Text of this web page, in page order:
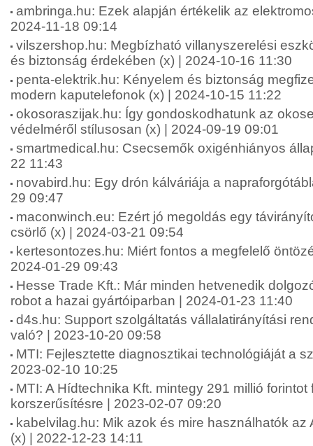
ambringa.hu: Ezek alapján értékelik az
2024-11-18 09:14
vilszershop.hu: Megbízható villanyszerelési
és biztonság érdekében (x) | 2024-10-16 11:30
penta-elektrik.hu: Kényelem és biztonság
modern kaputelefonok (x) | 2024-10-15 11:22
okosoraszijak.hu: Így gondoskodhatunk az
védelméről stílusosan (x) | 2024-09-19 09:01
smartmedical.hu: Csecsemők oxigénhiányos
22 11:43
novabird.hu: Egy drón kálváriája a
29 09:47
maconwinch.eu: Ezért jó megoldás egy
csörlő (x) | 2024-03-21 09:54
kertesontozes.hu: Miért fontos a megfelelő
2024-01-29 09:43
Hesse Trade Kft.: Már minden hetvenedik
robot a hazai gyártóiparban | 2024-01-23 11:40
d4s.hu: Support szolgáltatás vállalatirányítási
való? | 2023-10-20 09:58
MTI: Fejlesztette diagnosztikai technológiáját a
2023-02-10 10:25
MTI: A Hídtechnika Kft. mintegy 291 millió
korszerűsítésre | 2023-02-07 09:20
kabelvilag.hu: Mik azok és mire használhatók az
(x) | 2022-12-23 14:11